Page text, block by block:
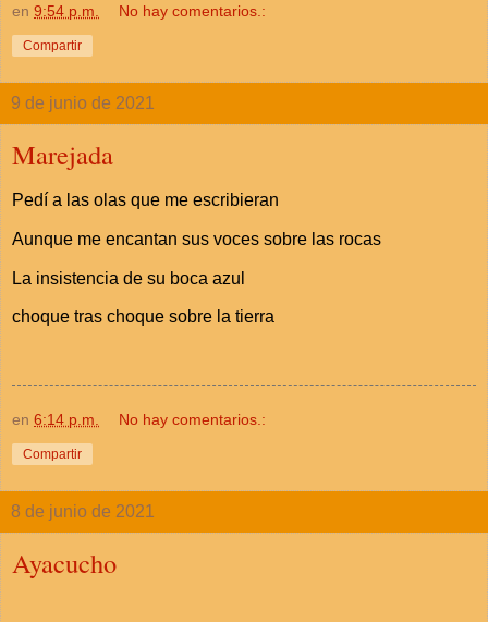
en 9:54 p.m. No hay comentarios.:
Compartir
9 de junio de 2021
Marejada
Pedí a las olas que me escribieran
Aunque me encantan sus voces sobre las rocas
La insistencia de su boca azul
choque tras choque sobre la tierra
en 6:14 p.m. No hay comentarios.:
Compartir
8 de junio de 2021
Ayacucho